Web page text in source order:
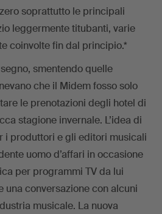
soprattutto le principali
leggermente titubanti, varie
coinvolte fin dal principio.*
smentendo quelle
che il Midem fosso solo
le prenotazioni degli hotel di
stagione invernale. L’idea di
i produttori e gli editori musicali
uomo d’affari in occasione
per programmi TV da lui
una conversazione con alcuni
musicale. La nuova